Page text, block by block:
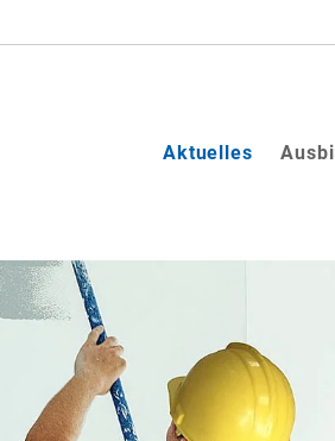
Aktuelles(current)